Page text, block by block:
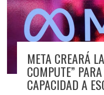
META CREARÁ
COMPUTE”
CAPACIDAD A